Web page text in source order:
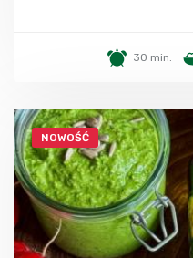
30 min.
NOWOŚĆ